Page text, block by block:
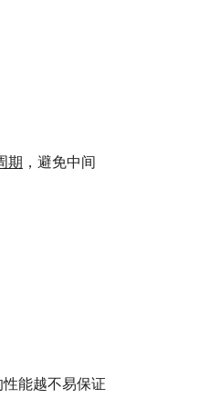
期 ，避免中间
能越不易保证